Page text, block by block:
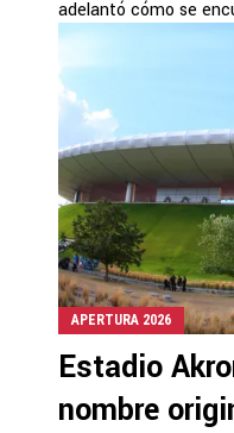
adelantó cómo se
APERTURA 2026
Estadio
nombre